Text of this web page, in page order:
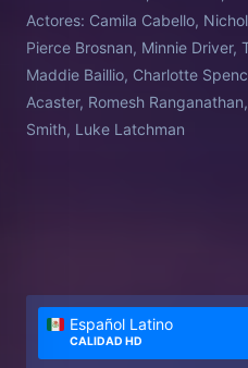
Actores: Camila Cabello,
Pierce Brosnan, Minnie Driver,
Maddie Baillio, Charlotte
Acaster, Romesh
Smith, Luke Latchman
Español Latino
CALIDAD HD